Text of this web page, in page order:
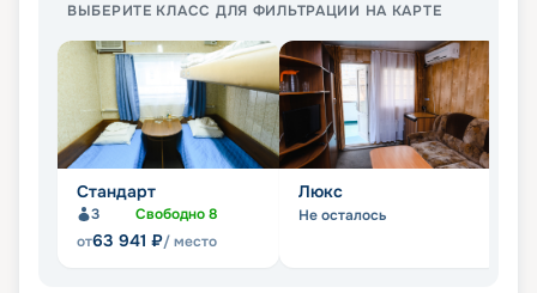
ВЫБЕРИТЕ КЛАСС ДЛЯ ФИЛЬТРАЦИИ НА КАРТЕ
Стандарт
3 Свободно8
от63 941 ₽/ место
Люкс
Не осталось